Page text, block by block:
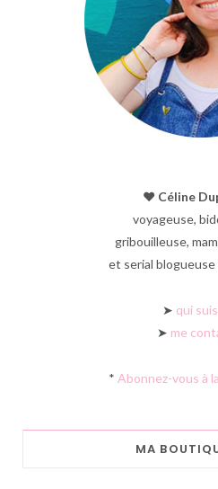
♥︎ Céline
voyageuse,
gribouilleuse,
et serial blogueuse
➤ qui
➤ me
* Abonnez-vous à
MA